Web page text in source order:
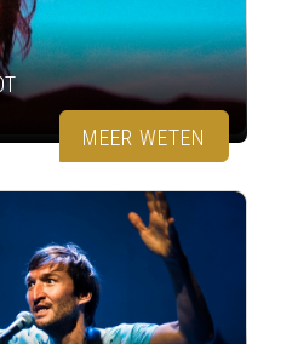
MEER WETEN